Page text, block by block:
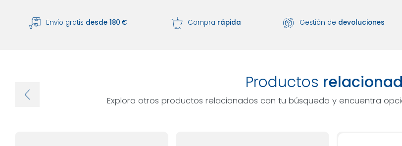
Envío gratis desde 180 € Compra rápida Gestión de devoluciones
Productos
Explora otros productos relacionados con tu búsqueda y encuentra